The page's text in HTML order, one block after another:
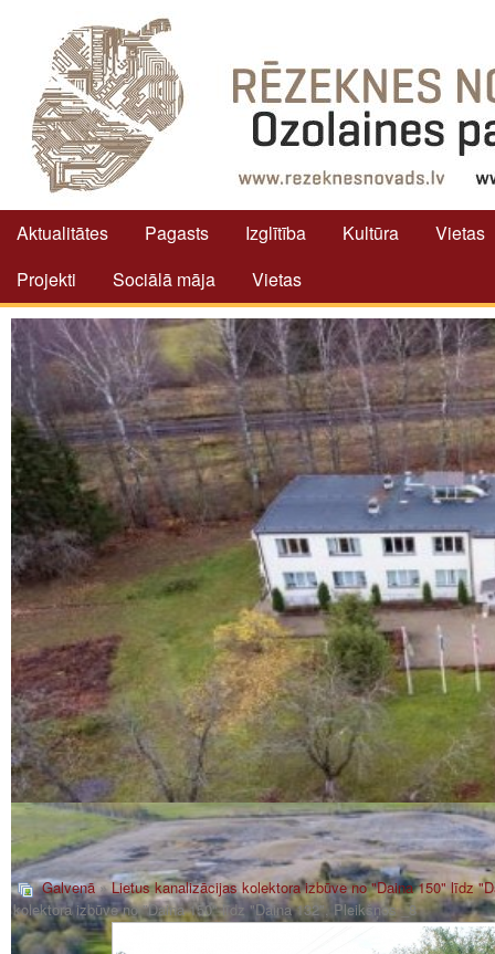
Aktualitātes Pagasts Izglītība Kultūra
Vietas
Projekti
Sociālā māja Vietas
Galvenā»Lietus kanalizācijas kolektora izbūve no "Daina 150" līdz
kolektora izbūve no "Daina 150" līdz "Daina 132", Pleikšņos _8